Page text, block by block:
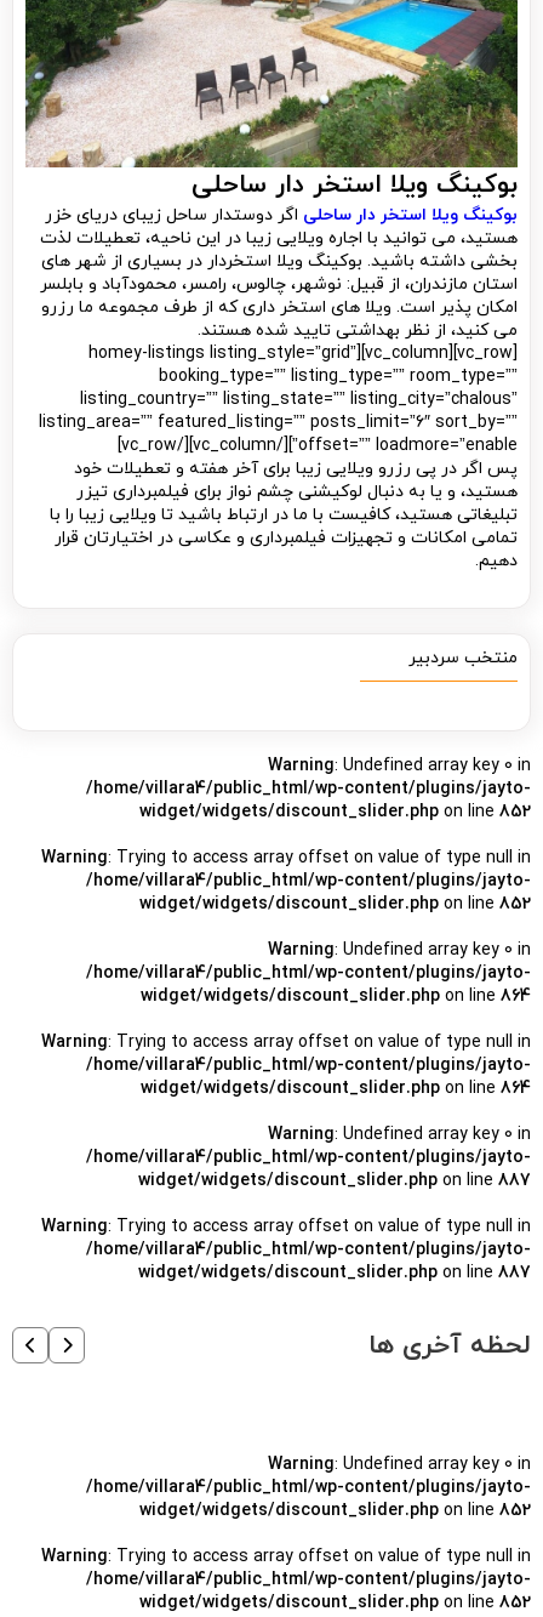
بوکینگ ویلا استخر دار ساحلی
بوکینگ ویلا استخر دار ساحلی اگر دوستدار ساحل زیبای دریای خزر
هستید، می توانید با اجاره ویلایی زیبا در این ناحیه، تعطیلات لذت
بخشی داشته باشید. بوکینگ ویلا استخردار در بسیاری از شهر های
استان مازندران، از قبیل: نوشهر، چالوس، رامسر، محمودآباد و بابلسر
امکان پذیر است. ویلا های استخر داری که از طرف مجموعه ما رزرو
می کنید، از نظر بهداشتی تایید شده هستند.
[vc_row][vc_column][homey-listings listing_style=”grid”
booking_type=”” listing_type=”” room_type=””
listing_country=”” listing_state=”” listing_city=”chalous”
listing_area=”” featured_listing=”” posts_limit=”6″ sort_by=””
offset=”” loadmore=”enable”][/vc_column][/vc_row]
پس اگر در پی رزرو ویلایی زیبا برای آخر هفته و تعطیلات خود
هستید، و یا به دنبال لوکیشنی چشم نواز برای فیلمبرداری تیزر
تبلیغاتی هستید، کافیست با ما در ارتباط باشید تا ویلایی زیبا را با
تمامی امکانات و تجهیزات فیلمبرداری و عکاسی در اختیارتان قرار
دهیم.
منتخب سردبیر
Warning: Undefined array key 0 in
/home/villara4/public_html/wp-content/plugins/jayto-
widget/widgets/discount_slider.php on line 852
Warning: Trying to access array offset on value of type null in
/home/villara4/public_html/wp-content/plugins/jayto-
widget/widgets/discount_slider.php on line 852
Warning: Undefined array key 0 in
/home/villara4/public_html/wp-content/plugins/jayto-
widget/widgets/discount_slider.php on line 864
Warning: Trying to access array offset on value of type null in
/home/villara4/public_html/wp-content/plugins/jayto-
widget/widgets/discount_slider.php on line 864
Warning: Undefined array key 0 in
/home/villara4/public_html/wp-content/plugins/jayto-
widget/widgets/discount_slider.php on line 887
Warning: Trying to access array offset on value of type null in
/home/villara4/public_html/wp-content/plugins/jayto-
widget/widgets/discount_slider.php on line 887
لحظه آخری ها
Warning: Undefined array key 0 in
/home/villara4/public_html/wp-content/plugins/jayto-
widget/widgets/discount_slider.php on line 852
Warning: Trying to access array offset on value of type null in
/home/villara4/public_html/wp-content/plugins/jayto-
widget/widgets/discount_slider.php on line 852